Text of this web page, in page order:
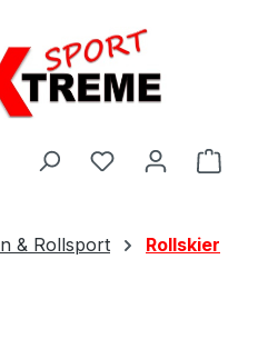
& Rollsport Rollskier